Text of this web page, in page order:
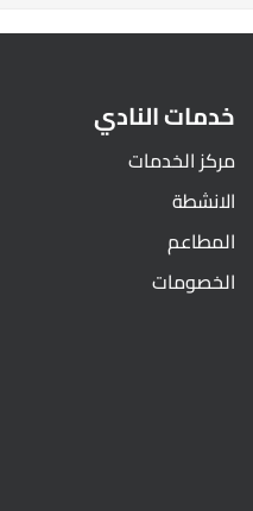
خدمات النادي
مركز الخدمات
الانشطة
المطاعم
الخصومات